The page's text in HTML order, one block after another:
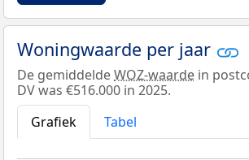
Woningwaarde per jaar
De gemiddeldeWOZ-waarde in
DV was €516.000 in 2025.
Grafiek
Tabel